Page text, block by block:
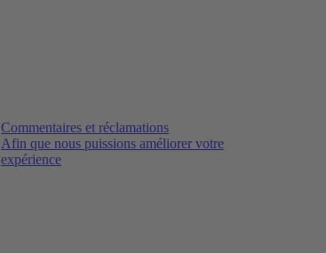
Commentaires et réclamations
Afin que nous puissions améliorer votre
expérience